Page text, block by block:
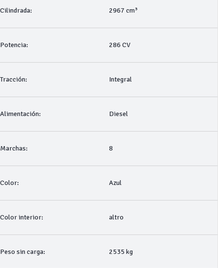
Cilindrada: 2967 cm³
Potencia: 286 CV
Tracción: Integral
Alimentación: Diesel
Marchas: 8
Color: Azul
Color interior: altro
Peso sin carga: 2535 kg